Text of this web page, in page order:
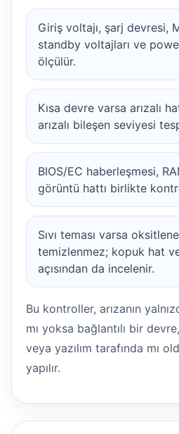
Giriş voltajı, şarj devresi,
standby voltajları ve
ölçülür.
Kısa devre varsa arızalı
arızalı bileşen seviyesi
BIOS/EC haberleşmesi,
görüntü hattı birlikte
Sıvı teması varsa
temizlenmez; kopuk hat
açısından da incelenir.
Bu kontroller, arızanın
mı yoksa bağlantılı bir
veya yazılım tarafında mı
yapılır.